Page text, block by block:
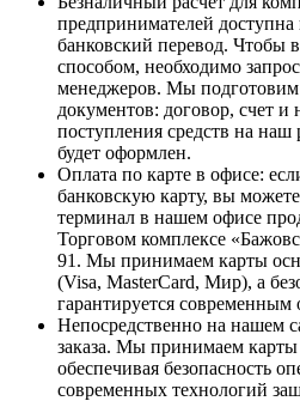
предпринимателей
банковский перевод. Чтобы
способом, необходимо
менеджеров. Мы
документов: договор, счет
поступления средств на наш
будет оформлен.
Оплата по карте в офисе:
банковскую карту, вы
терминал в нашем офисе
Торговом комплексе
91. Мы принимаем карты
(Visa, MasterCard, Мир), а
гарантируется современным
Непосредственно на нашем
заказа. Мы принимаем карты
обеспечивая безопасность
современных технологий